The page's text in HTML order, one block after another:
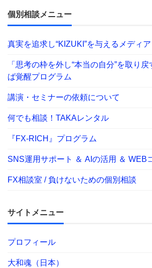
個別相談メニュー
真実を追求し“KIZUKI”を与えるメディア
「思考の枠を外し“本当の自分”を取り
ば覚醒プログラム
講演・セミナーの依頼について
何でも相談！TAKAレンタル
『FX-RICH』プログラム
SNS運用サポート ＆ AIの活用 ＆ WEB
FX相談室 / 負けないための個別相談
サイトメニュー
プロフィール
大和魂（日本）